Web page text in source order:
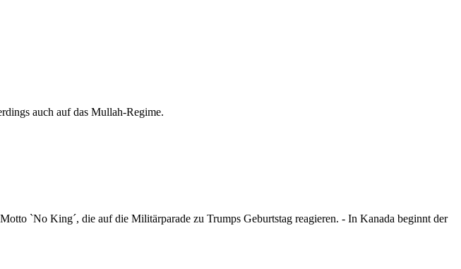
auch auf das Mullah-Regime.
`No King´, die auf die Militärparade zu Trumps Geburtstag reagieren. - In Kanada beginnt der